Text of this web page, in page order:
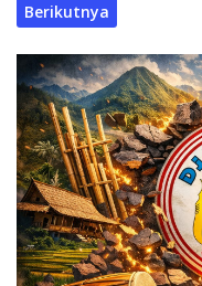
Berikutnya